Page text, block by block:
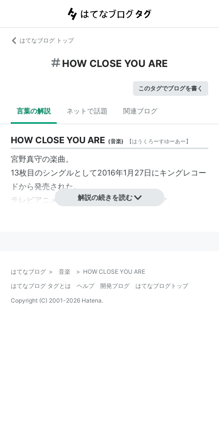
はてなブログ トップ
HOW CLOSE YOU ARE
このタグでブログを書く
言葉の解説 ネットで話題 関連ブログ
HOW CLOSE YOU ARE (音楽) 【はうくろーすゆーあー】
宮野真守の楽曲。
13枚目のシングルとして2016年1月27日にキングレコー
ドから発売された。
テレビアニメ『
亜人』のエンディングテーマ。
アーティスト:宮野真守
発売日:2016/01/27
メディア:
解説の続きを読む
はてなブログ > 音楽 > HOW CLOSE YOU ARE
はてなブログ タグとは
ヘルプ 開発ブログ
はてなブログトップ
Copyright (C) 2001-2026 Hatena.